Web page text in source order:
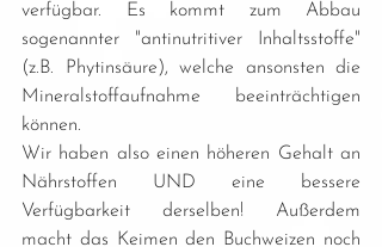
verfügbar. Es kommt zum Abbau
sogenannter "antinutritiver Inhaltsstoffe"
(z.B. Phytinsäure), welche ansonsten die
Mineralstoffaufnahme beeinträchtigen
können.
Wir haben also einen höheren Gehalt an
Nährstoffen UND eine bessere
Verfügbarkeit derselben! Außerdem
macht das Keimen den Buchweizen noch